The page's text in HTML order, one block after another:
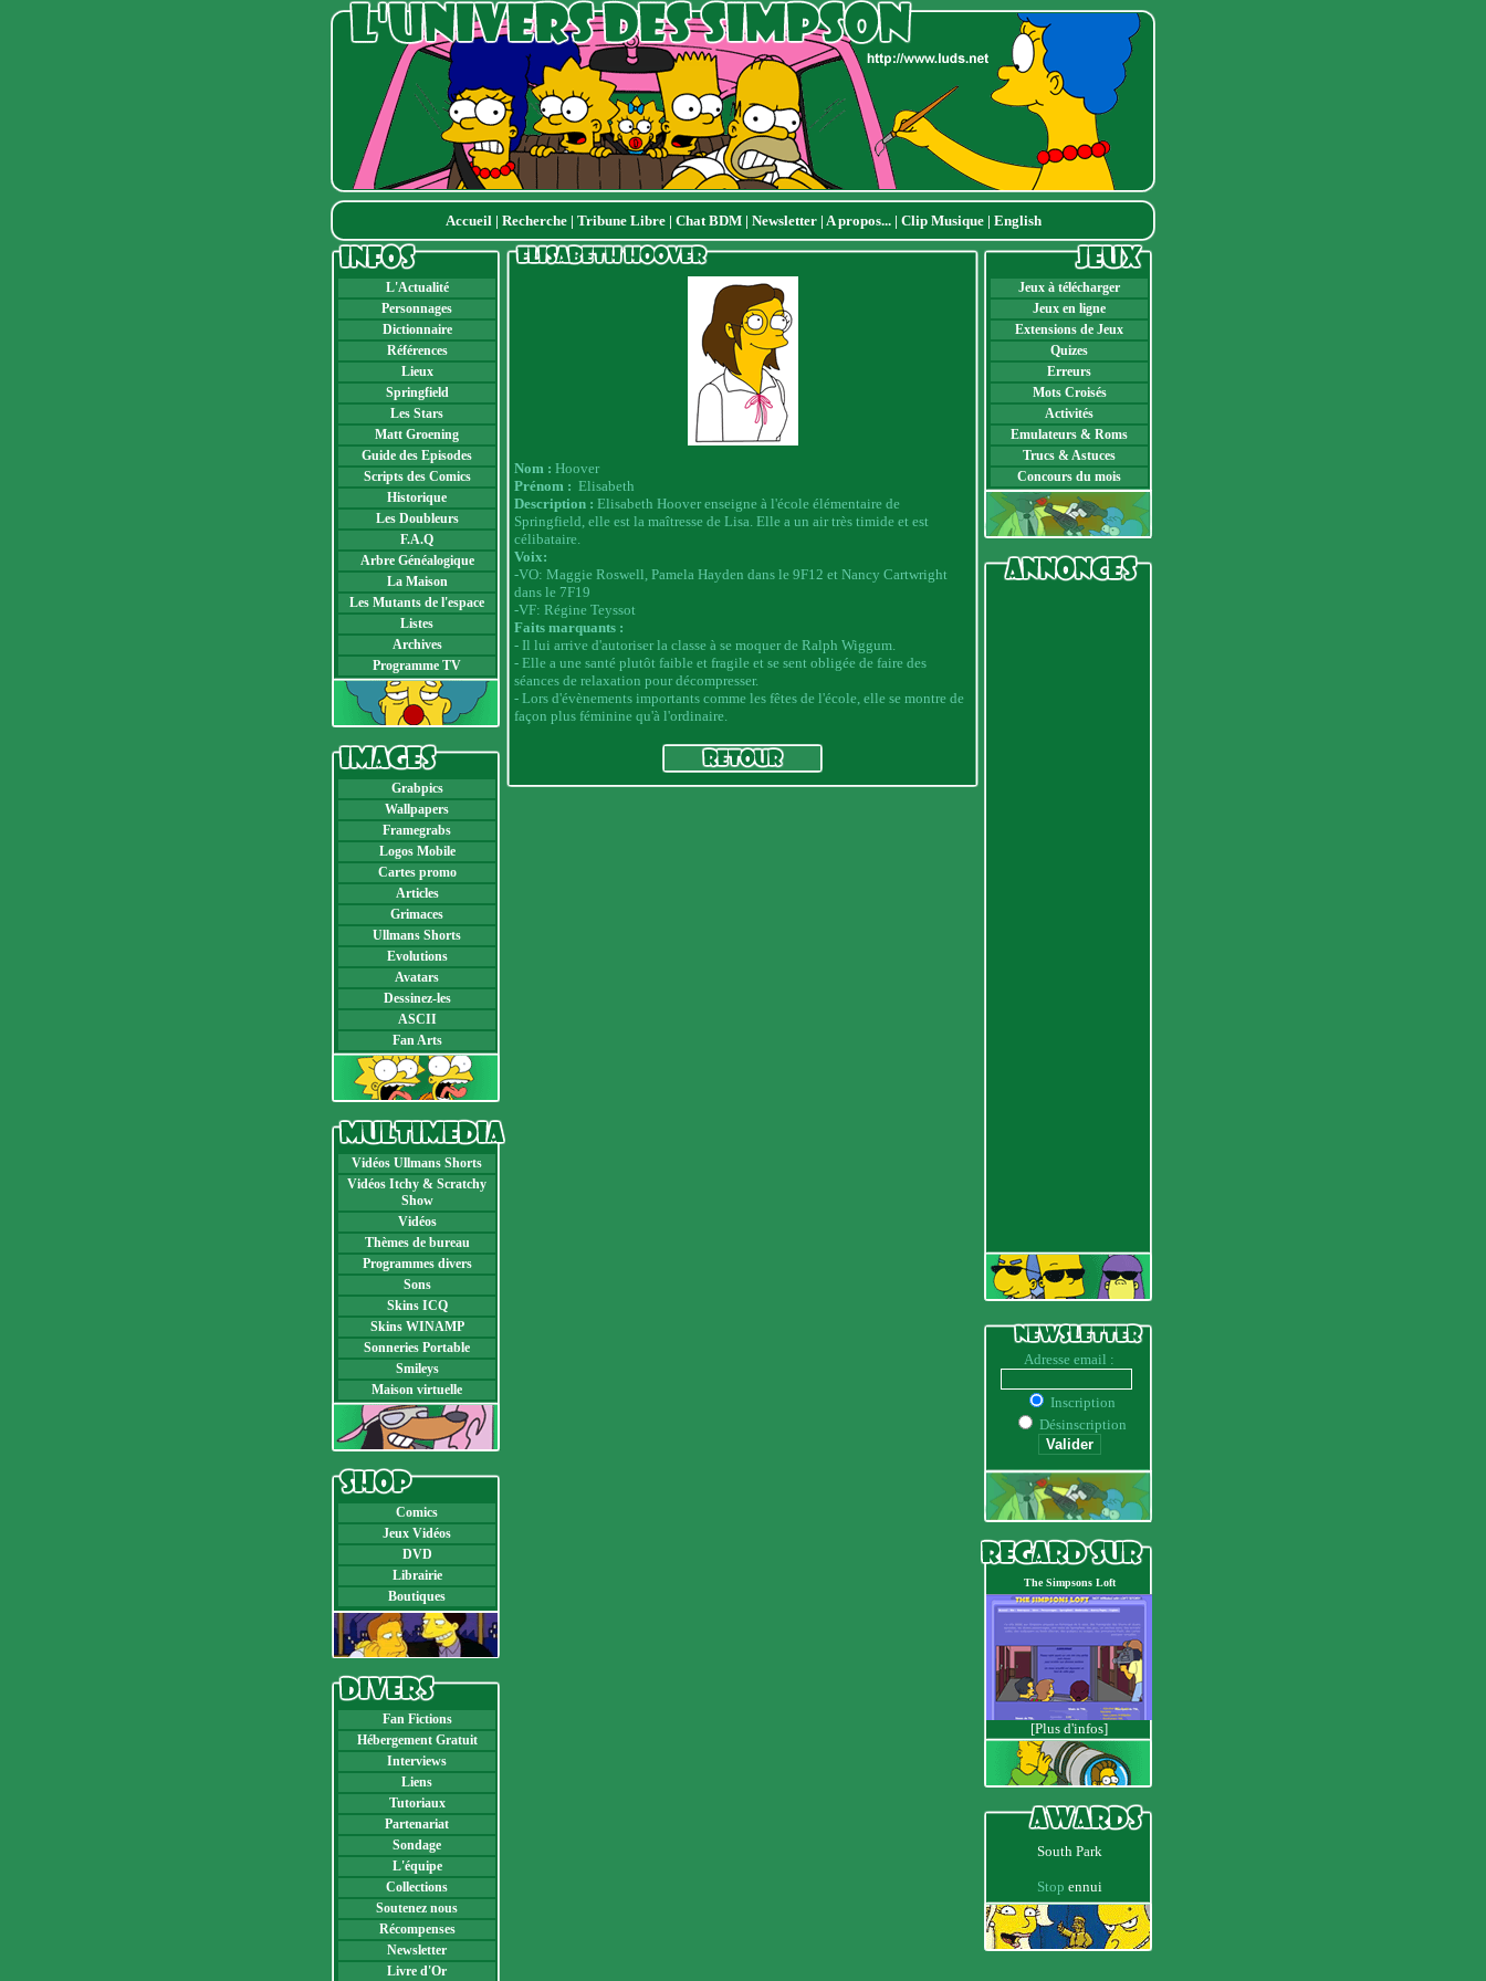
Accueil| Recherche| Tribune Libre | Chat BDM | Newsletter| A propos...| Clip Musique| English
L'Actualité
Personnages
Dictionnaire
Références
Lieux
Springfield
Les Stars
Matt Groening
Guide des Episodes
Scripts des Comics
Historique
Les Doubleurs
F.A.Q
Arbre Généalogique
La Maison
Les Mutants de l'espace
Listes
Archives
Programme TV
Grabpics
Wallpapers
Framegrabs
Logos Mobile
Cartes promo
Articles
Grimaces
Ullmans Shorts
Evolutions
Avatars
Dessinez-les
ASCII
Fan Arts
Vidéos Ullmans Shorts
Vidéos Itchy & Scratchy
Show
Vidéos
Thèmes de bureau
Programmes divers
Sons
Skins ICQ
Skins WINAMP
Sonneries Portable
Smileys
Maison virtuelle
Comics
Jeux Vidéos
DVD
Librairie
Boutiques
Fan Fictions
Hébergement Gratuit
Interviews
Liens
Tutoriaux
Partenariat
Sondage
L'équipe
Collections
Soutenez nous
Récompenses
Newsletter
Livre d'Or
Nom : Hoover
Prénom : Elisabeth
Description : Elisabeth Hoover enseigne à l'école élémentaire de
Springfield, elle est la maîtresse de Lisa. Elle a un air très timide et est
célibataire.
Voix:
-VO: Maggie Roswell, Pamela Hayden dans le 9F12 et Nancy Cartwright
dans le 7F19
-VF: Régine Teyssot
Faits marquants :
- Il lui arrive d'autoriser la classe à se moquer de Ralph Wiggum.
- Elle a une santé plutôt faible et fragile et se sent obligée de faire des
séances de relaxation pour décompresser.
- Lors d'évènements importants comme les fêtes de l'école, elle se montre de
façon plus féminine qu'à l'ordinaire.
Jeux à télécharger
Jeux en ligne
Extensions de Jeux
Quizes
Erreurs
Mots Croisés
Activités
Emulateurs & Roms
Trucs & Astuces
Concours du mois
Adresse email :
Inscription
Désinscription
The Simpsons Loft
[Plus d'infos]
South Park
Stop ennui